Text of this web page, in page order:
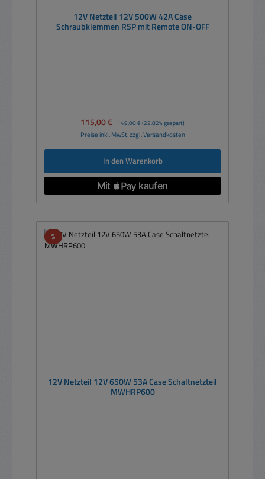
12V Netzteil 12V 500W 42A Case
Schraubklemmen RSP mit Remote ON-OFF
Verkaufspreis:
115,00 € Regulärer Preis:
149,00 € (22.82% gespart)
Preise inkl. MwSt. zzgl. Versandkosten
In den Warenkorb
%Rabatt
12V Netzteil 12V 650W 53A Case Schaltnetzteil
MWHRP600